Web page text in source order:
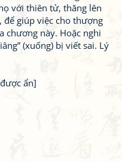
với thiên tử, thăng lên
để giúp việc cho thượng
chương này. Hoặc nghi
(xuống) bị viết sai. Lý
ẩn]